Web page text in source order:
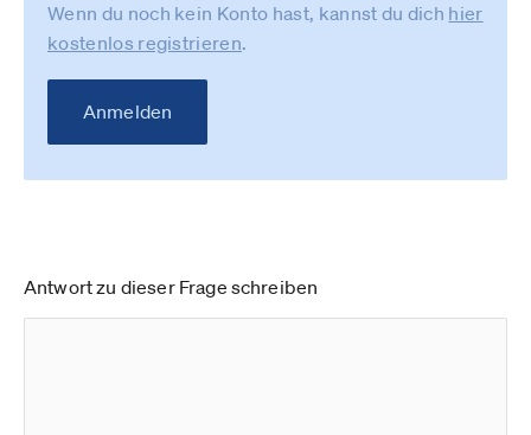
Wenn du noch kein Konto hast, kannst du dich hier
kostenlos registrieren.
Anmelden
Antwort zu dieser Frage schreiben